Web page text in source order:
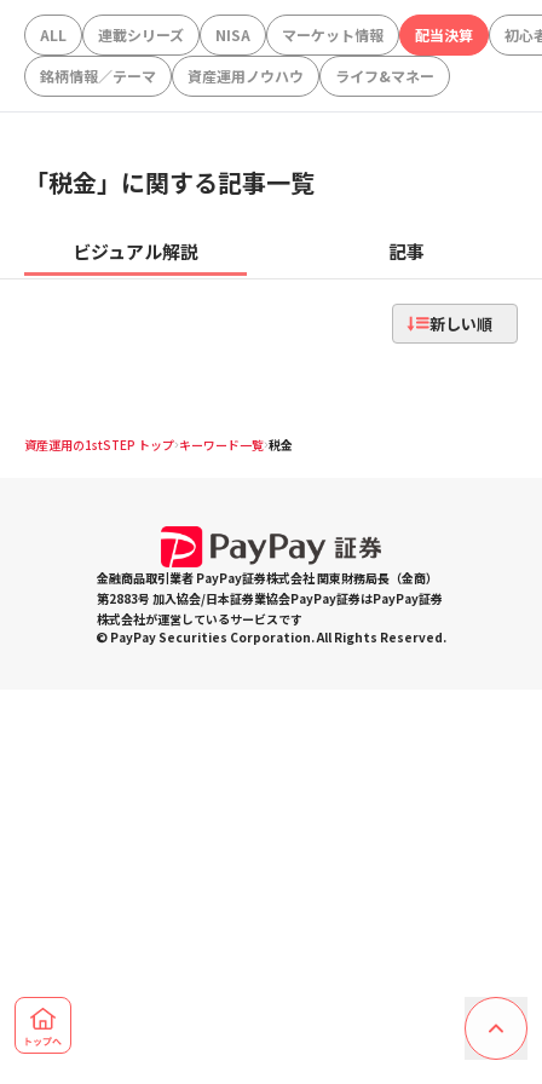
ALL 連載シリーズ NISA マーケット情報 配当決算
初心
銘柄情報／テーマ
資産運用ノウハウ ライフ&マネー
「税金」に関する記事一覧
ビジュアル解説 記事
新しい順
資産運用の1stSTEP トップ キーワード一覧 税金
金融商品取引業者 PayPay証券株式会社 関東財務局長（金商）
第2883号 加入協会/日本証券業協会PayPay証券はPayPay証券
株式会社が運営しているサービスです
© PayPay Securities Corporation. All Rights Reserved.